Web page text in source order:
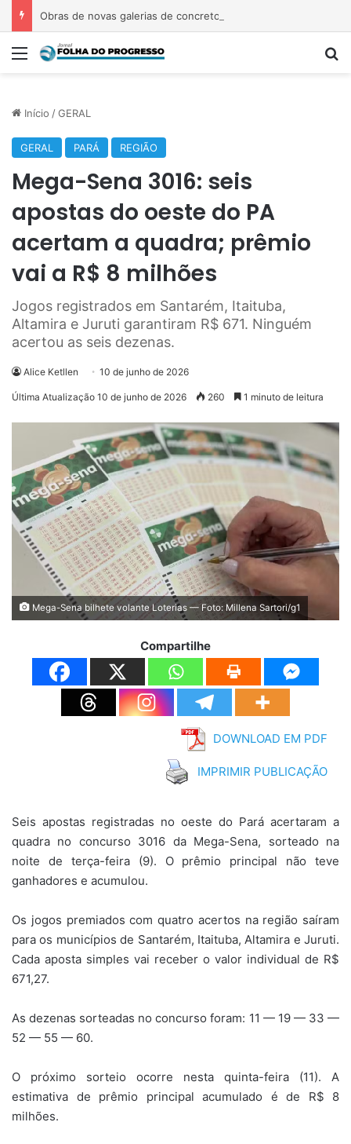
Menu
Início /GERAL
GERAL PARÁ REGIÃO
Mega-Sena 3016: seis
apostas do oeste do PA
acertam a quadra; prêmio
vai a R$ 8 milhões
Jogos registrados em Santarém, Itaituba,
Altamira e Juruti garantiram R$ 671. Ninguém
acertou as seis dezenas.
Alice Ketllen 10 de junho de 2026
Última Atualização 10 de junho de 2026 260 1 minuto de leitura
Mega-Sena bilhete volante Loterias — Foto: Millena Sartori/g1
Compartilhe
DOWNLOAD EM PDF
IMPRIMIR PUBLICAÇÃO
Seis apostas registradas no oeste do Pará acertaram a
quadra no concurso 3016 da Mega-Sena, sorteado na
noite de terça-feira (9). O prêmio principal não teve
ganhadores e acumulou.
Os jogos premiados com quatro acertos na região saíram
para os municípios de Santarém, Itaituba, Altamira e Juruti.
Cada aposta simples vai receber o valor individual de R$
671,27.
As dezenas sorteadas no concurso foram: 11 — 19 — 33 —
52 — 55 — 60.
O próximo sorteio ocorre nesta quinta-feira (11). A
estimativa de prêmio principal acumulado é de R$ 8
milhões.